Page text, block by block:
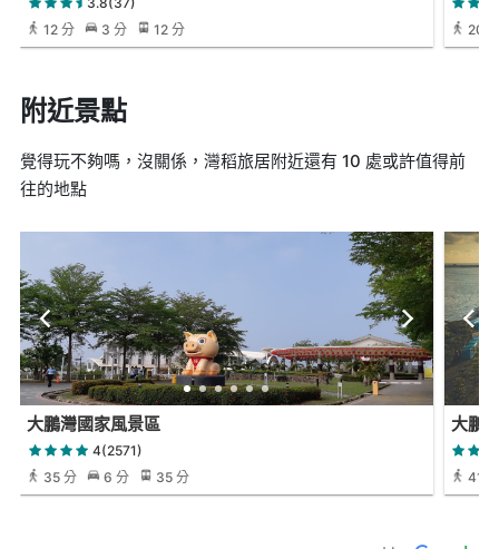
12 分
3 分 12 分 20
附近景點
覺得玩不夠嗎，沒關係，灣稻旅居附近還有 10 處或許值得前
往的地點
大鵬灣國家風景區
4(2571)
35 分
6 分 35 分
大鵬
41 分